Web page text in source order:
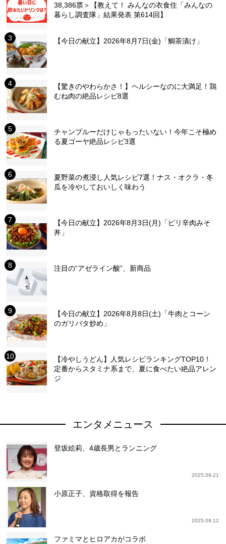
38,386票＞【教えて！ みんなの衣食住「みんなの
暮らし調査隊」結果発表 第614回】
【今日の献立】2026年8月7日(金)「鯛茶漬け」
【驚きのやわらかさ！】ヘルシーなのに大満足！鶏
むね肉の絶品レシピ8選
チャンプルーだけじゃもったいない！今年こそ極め
る夏ゴーヤ絶品レシピ3選
夏野菜の煮浸し人気レシピ7選！ナス・オクラ・冬
瓜を冷やしておいしく味わう
【今日の献立】2026年8月3日(月)「ピリ辛肉みそ
丼」
注目の“アゼライン酸”、新商品
【今日の献立】2026年8月8日(土)「牛肉とコーン
のガリバタ炒め」
【冷やしうどん】人気レシピランキングTOP10！
定番からスタミナ系まで、夏に食べたい絶品アレン
ジ
エンタメニュース
登坂絵莉、4歳長男とランニング
2025.09.21
小原正子、資格取得を報告
2025.09.12
ファミマとヒロアカがコラボ